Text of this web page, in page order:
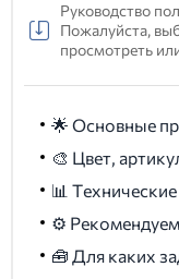
Руководство
Пожалуйста,
просмотреть
🌟 Основные
🎨 Цвет,
📊
⚙️
🧰 Для каких